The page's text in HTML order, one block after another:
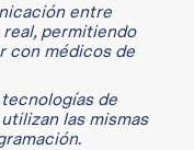
entre
permitiendo
con médicos de
de
las mismas